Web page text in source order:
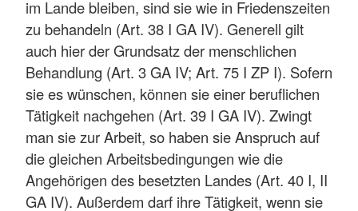
im Lande bleiben, sind sie wie in Friedenszeiten
zu behandeln (Art. 38 I GA IV). Generell gilt
auch hier der Grundsatz der menschlichen
Behandlung (Art. 3 GA IV; Art. 75 I ZP I). Sofern
sie es wünschen, können sie einer beruflichen
Tätigkeit nachgehen (Art. 39 I GA IV). Zwingt
man sie zur Arbeit, so haben sie Anspruch auf
die gleichen Arbeitsbedingungen wie die
Angehörigen des besetzten Landes (Art. 40 I, II
GA IV). Außerdem darf ihre Tätigkeit, wenn sie